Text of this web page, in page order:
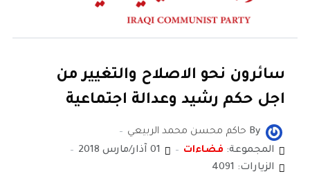
سائرون نحو الاصلاح والتغيير من
اجل حكم رشيد وعدالة اجتماعية
By حاكم محسن محمد الربيعي
المجموعة: فضاءات
01 آذار/مارس 2018
الزيارات: 4091